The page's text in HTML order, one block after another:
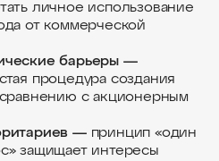
личное использование
от коммерческой
барьеры —
процедура создания
с акционерным
— принцип «один
защищает интересы